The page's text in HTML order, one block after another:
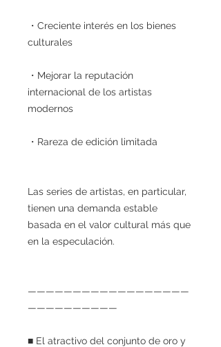
・Creciente interés en los bienes
culturales
・Mejorar la reputación
internacional de los artistas
modernos
・Rareza de edición limitada
Las series de artistas, en particular,
tienen una demanda estable
basada en el valor cultural más que
en la especulación.
——————————————————
——————————
■ El atractivo del conjunto de oro y